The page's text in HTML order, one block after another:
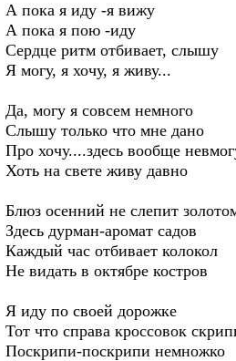
А пока я иду -я вижу
А пока я пою -иду
Сердце ритм отбивает, слышу
Я могу, я хочу, я живу...
Да, могу я совсем немного
Слышу только что мне дано
Про хочу....здесь вообще
Хоть на свете живу давно
Блюз осенний не слепит
Здесь дурман-аромат садов
Каждый час отбивает колокол
Не видать в октябре костров
Я иду по своей дорожке
Тот что справа кроссовок
Поскрипи-поскрипи немножко